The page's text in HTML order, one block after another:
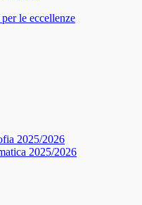
le eccellenze
2025/2026
2025/2026